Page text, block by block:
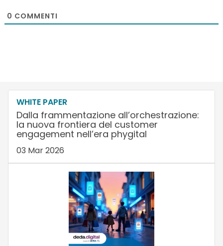
0 COMMENTI
WHITE PAPER
Dalla frammentazione all’orchestrazione:
la nuova frontiera del customer
engagement nell’era phygital
03 Mar 2026